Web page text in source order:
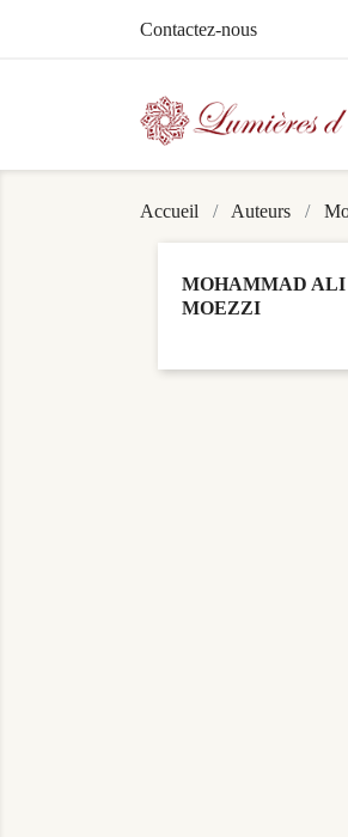
Contactez-nous
Accueil Auteurs
MOHAMMAD
MOEZZI